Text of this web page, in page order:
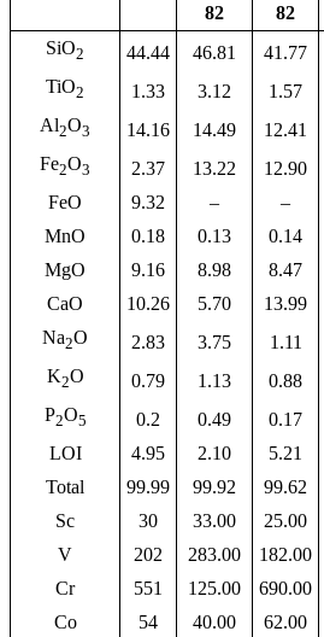
82
82
SiO2 44.44 46.81 41.77
TiO2 1.33 3.12 1.57
Al2O3 14.16 14.49 12.41
Fe2O3 2.37 13.22 12.90
FeO
9.32 – –
MnO
0.18 0.13 0.14
MgO
9.16 8.98 8.47
CaO
10.26 5.70 13.99
Na2O 2.83 3.75 1.11
K2O 0.79 1.13 0.88
P2O5 0.2 0.49 0.17
LOI
4.95 2.10 5.21
Total
99.99 99.92 99.62
Sc
30 33.00 25.00
V
202 283.00 182.00
Cr
551 125.00 690.00
Co
54 40.00 62.00